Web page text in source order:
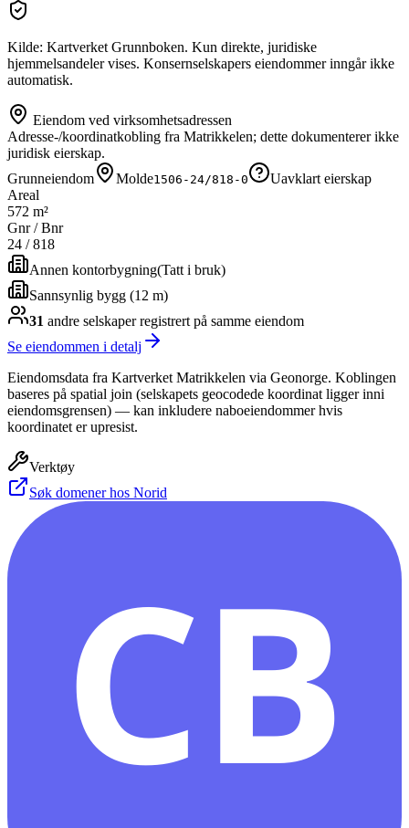
Kilde: Kartverket Grunnboken. Kun direkte, juridiske
hjemmelsandeler vises. Konsernselskapers eiendommer inngår ikke
automatisk.
Eiendom ved virksomhetsadressen
Adresse-/koordinatkobling fra Matrikkelen; dette dokumenterer ikke
juridisk eierskap.
Grunneiendom
Molde1506-24/818-0
Uavklart eierskap
Areal
572 m²
Gnr / Bnr
24 /818
Annen kontorbygning(Tatt i bruk)
Sannsynlig bygg (12 m)
31 andre selskaperregistrert på samme eiendom
Se eiendommen i detalj
Eiendomsdata fra Kartverket Matrikkelen via Geonorge. Koblingen
baseres på spatial join (selskapets geocodede koordinat ligger inni
eiendomsgrensen) — kan inkludere naboeiendommer hvis
koordinatet er upresist.
Verktøy
Søk domener hos Norid
CB